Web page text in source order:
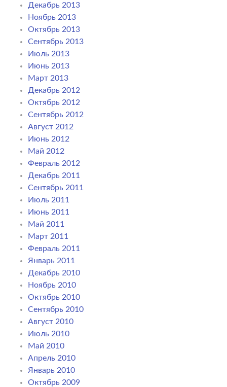
Декабрь 2013
Ноябрь 2013
Октябрь 2013
Сентябрь 2013
Июль 2013
Июнь 2013
Март 2013
Декабрь 2012
Октябрь 2012
Сентябрь 2012
Август 2012
Июнь 2012
Май 2012
Февраль 2012
Декабрь 2011
Сентябрь 2011
Июль 2011
Июнь 2011
Май 2011
Март 2011
Февраль 2011
Январь 2011
Декабрь 2010
Ноябрь 2010
Октябрь 2010
Сентябрь 2010
Август 2010
Июль 2010
Май 2010
Апрель 2010
Январь 2010
Октябрь 2009